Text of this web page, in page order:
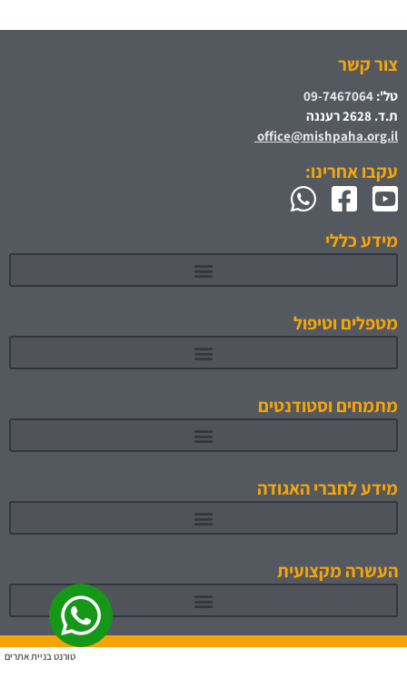
צור קשר
טל': 09-7467064
ת.ד. 2628 רעננה
office@mishpaha.org.il
עקבו אחרינו:
מידע כללי
מטפלים וטיפול
מתמחים וסטודנטים
מידע לחברי האגודה
העשרה מקצועית
טורנט בניית אתרים